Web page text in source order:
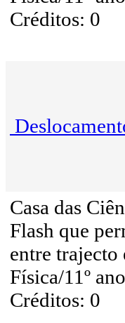
Créditos: 0
Casa das
Flash que
entre trajecto
Física/11º
Créditos: 0